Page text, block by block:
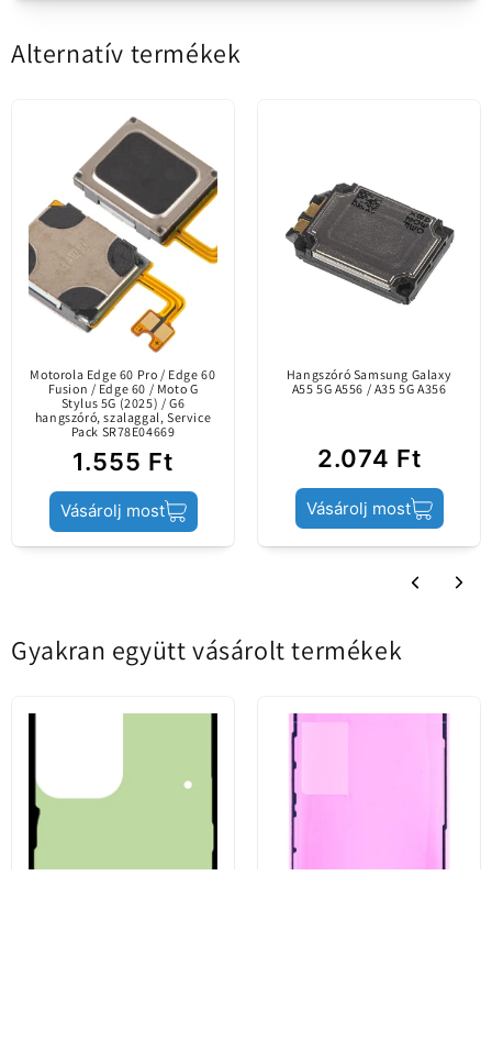
Értékesítési csomag
Tartalmi információk
piacra csak hivatalos
csatornákon
keresztül került
bevezetésre. A mobil
eszköz gyártója által
Termék állapota
Samsung Galaxy Galaxy A31
A315 (GH82-25732A)
Samsung licenc alapján készült cserealkatrész a
telefonjában lévő hibás alkatrész cseréjére.
Sávinformáció: SM-A315 CTC R04B
Legyen Ön az első, aki értékelést ír
Alternatív termékek
Motorola Edge 60 Pro / Edge 60
Fusion / Edge 60 / Moto G
Stylus 5G (2025) / G6
hangszóró, szalaggal, Service
Pack SR78E04669
1.555 Ft
Vásárolj most
Hangszóró Samsung Galaxy
A55 5G A556 / A35 5G A356
2.074 Ft
Vásárolj most
Gyakran együtt vásárolt termékek